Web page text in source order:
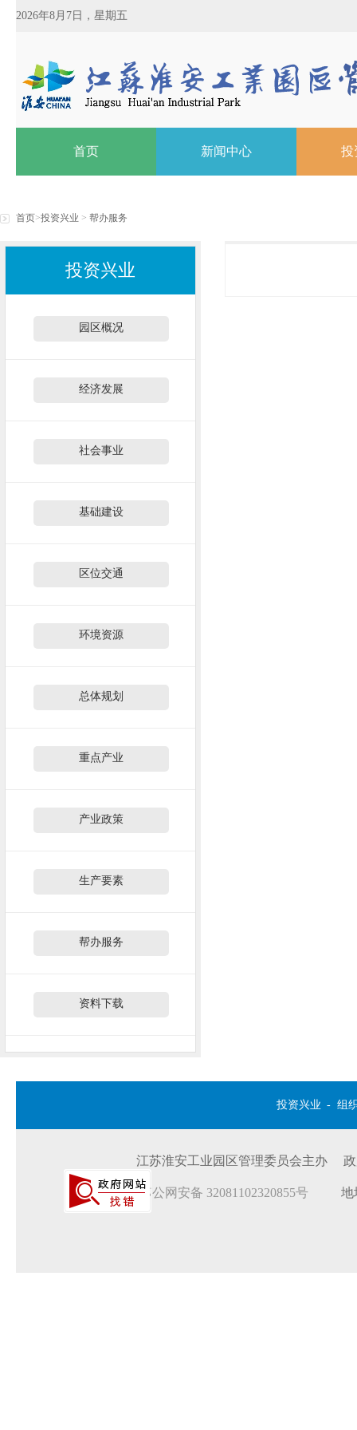
2026年8月7日，星期五
首页 新闻中心 投
首页>投资兴业 > 帮办服务
投资兴业
园区概况
经济发展
社会事业
基础建设
区位交通
环境资源
总体规划
重点产业
产业政策
生产要素
帮办服务
资料下载
投资兴业 - 组
江苏淮安工业园区管理委员会主办
苏公网安备 32081102320855号 地